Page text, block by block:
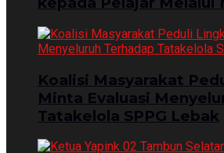
Koalisi Masyarakat
Minta Evaluasi
Tatakelola SPPG Lebak